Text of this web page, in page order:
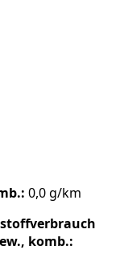
0,0 g/km
komb.: